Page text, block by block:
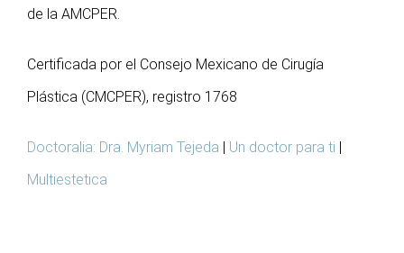
de la AMCPER.
Certificada por el Consejo Mexicano de Cirugía
Plástica (CMCPER), registro 1768
Doctoralia: Dra. Myriam Tejeda Un doctor para ti
Multiestetica